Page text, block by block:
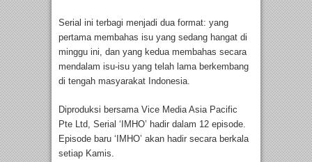
Serial ini terbagi menjadi dua format: yang
pertama membahas isu yang sedang hangat di
minggu ini, dan yang kedua membahas secara
mendalam isu-isu yang telah lama berkembang
di tengah masyarakat Indonesia.
Diproduksi bersama Vice Media Asia Pacific
Pte Ltd, Serial ‘IMHO’ hadir dalam 12 episode.
Episode baru ‘IMHO’ akan hadir secara berkala
setiap Kamis.